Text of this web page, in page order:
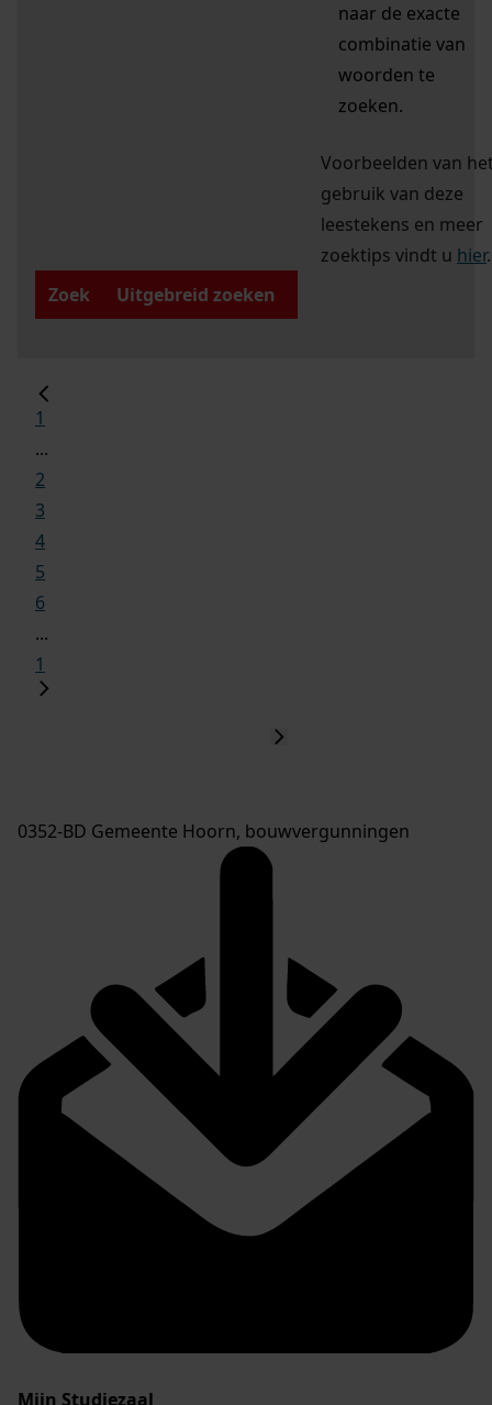
naar de exacte
combinatie van
woorden te
zoeken.
Voorbeelden van
gebruik van deze
leestekens en meer
zoektips vindt u hier.
Zoek
Uitgebreid zoeken
1
...
2
3
4
5
6
...
1
0352-BD Gemeente Hoorn, bouwvergunningen
Mijn Studiezaal